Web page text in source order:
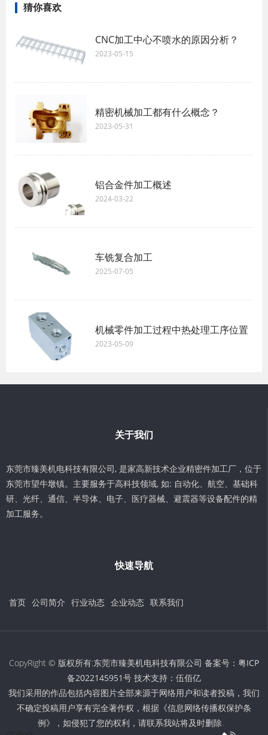
猜你喜欢
CNC加工中心不喷水的原因分析？
2023-05-15
精密机械加工都有什么概念？
2023-05-31
铝合金件加工概述
2024-03-22
车铣复合加工
2025-07-05
机械零件加工过程中热处理工序位置
2023-05-09
关于我们
东莞市臻美机电科技有限公司, 是家高新技术企业精密件加工厂，位于
东莞市望牛墩镇。主要服务于高科技领域, 如: 自动化、航空、基础科
研、光纤、通信、半导体、电子、医疗器械、避震器等设备配件的精
加工服务。
快速导航
首页 公司简介 行业动态 企业动态 联系我们
CopyRight © 版权所有:东莞市臻美机电科技有限公司 备案号： 粤ICP
备2022145951号 技术支持： 伍佰亿
我们采用的作品包括内容图片全部来源于网络用户和读者投稿，我们
不确定投稿用户享有完全著作权，根据《信息网络传播权保护条
例》，如侵犯了您的权利，请联系我站将及时删除。